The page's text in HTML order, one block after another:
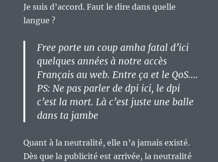
Je suis d’accord. Faut le dire dans quelle
langue ?
Free porte un coup amha fatal d’ici
quelques années à notre accès
Français au web. Entre ça et le QoS….
PS: Ne pas parler de dpi ici, le dpi
c’est la mort. Là c’est juste une balle
dans ta jambe
Quant à la neutralité, elle n’a jamais existé.
Dès que la publicité est arrivée, la neutralité